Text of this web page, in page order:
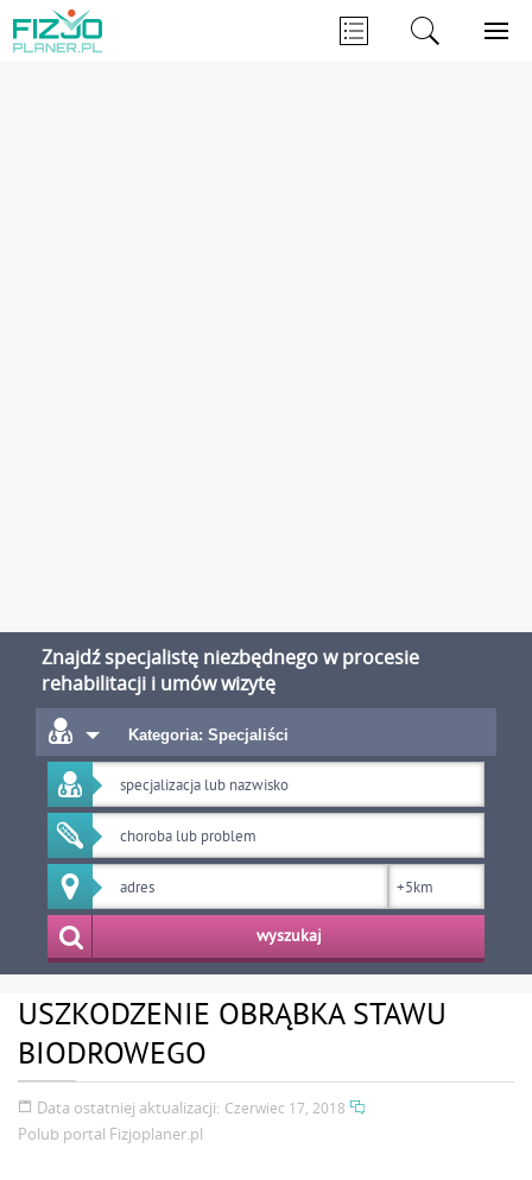
Znajdź specjalistę niezbędnego w procesie
rehabilitacji i umów wizytę
Kategoria: Specjaliści
wyszukaj
USZKODZENIE OBRĄBKA STAWU
BIODROWEGO
Data ostatniej aktualizacji: Czerwiec 17, 2018
Polub portal Fizjoplaner.pl